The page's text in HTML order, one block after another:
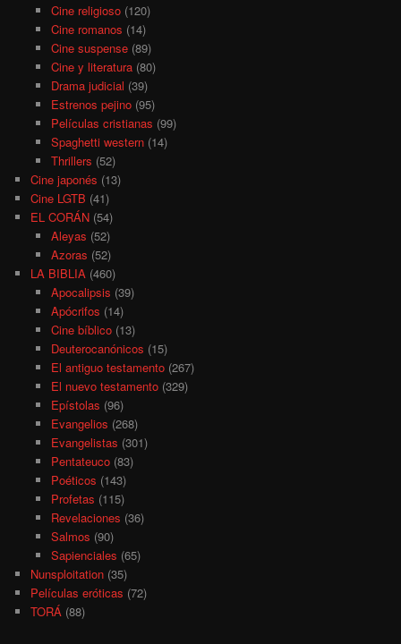
Cine religioso(120)
Cine romanos (14)
Cine suspense(89)
Cine y literatura(80)
Drama judicial (39)
Estrenos pejino(95)
Películas cristianas (99)
Spaghetti western(14)
Thrillers (52)
Cine japonés (13)
Cine LGTB (41)
EL CORÁN (54)
Aleyas (52)
Azoras (52)
LA BIBLIA (460)
Apocalipsis (39)
Apócrifos (14)
Cine bíblico(13)
Deuterocanónicos (15)
El antiguo testamento(267)
El nuevo testamento(329)
Epístolas (96)
Evangelios (268)
Evangelistas (301)
Pentateuco(83)
Poéticos (143)
Profetas (115)
Revelaciones (36)
Salmos (90)
Sapienciales (65)
Nunsploitation (35)
Películas eróticas (72)
TORÁ (88)